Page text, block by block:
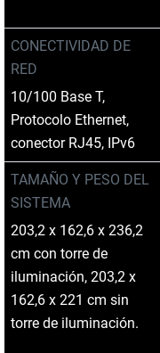
CONECTIVIDAD DE
RED
10/100 Base T,
Protocolo Ethernet,
conector RJ45, IPv6
TAMAÑO Y PESO DEL
SISTEMA
203,2 x 162,6 x 236,2
cm con torre de
iluminación, 203,2 x
162,6 x 221 cm sin
torre de iluminación.